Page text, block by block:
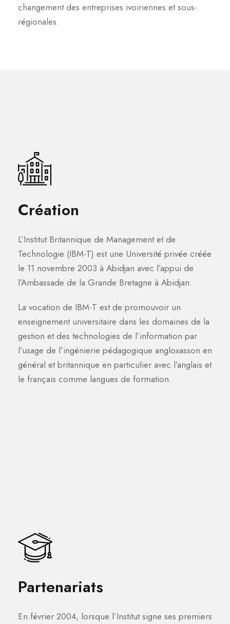
changement des entreprises ivoiriennes et sous-
régionales.
Création
L’Institut Britannique de Management et de
Technologie (IBM-T) est une Université privée créée
le 11 novembre 2003 à Abidjan avec l’appui de
l’Ambassade de la Grande Bretagne à Abidjan.
La vocation de IBM-T est de promouvoir un
enseignement universitaire dans les domaines de la
gestion et des technologies de l’information par
l’usage de l’ingénierie pédagogique angloxasson en
général et britannique en particulier avec l’anglais et
le français comme langues de formation.
Partenariats
En février 2004, lorsque l’Institut signe ses premiers